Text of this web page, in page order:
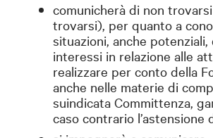
comunicherà di non
trovarsi), per quanto a
situazioni, anche
interessi in relazione alle
realizzare per conto della
anche nelle materie di
suindicata Committenza,
caso contrario l’astensione